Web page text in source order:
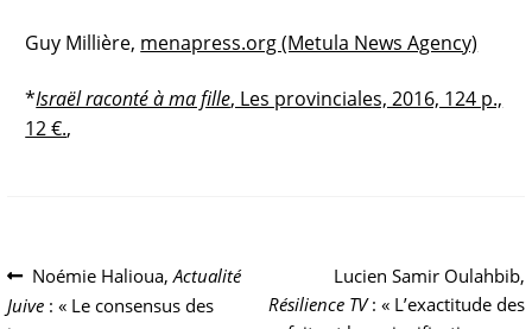
Guy Millière, menapress.org (Metula News Agency)
*Israël raconté à ma fille, Les provinciales, 2016, 124 p.,
12 €.,
Navigation
Article
précédent :
Noémie Halioua,Actualité
Juive : « Le consensus des
Article
suivant :
Lucien Samir Oulahbib,
Résilience TV: « L’exactitude des